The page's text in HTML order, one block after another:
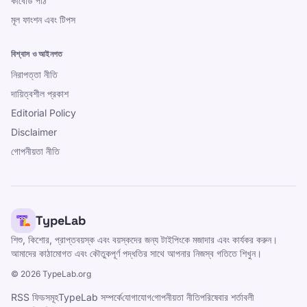
মূল ফাংশন এবং টিপস
বিশ্বাস ও আইনগত
নিরাপত্তা নীতি
দায়িত্বশীল প্রকাশ
Editorial Policy
Disclaimer
গোপনীয়তা নীতি
TypeLab
শিশু, কিশোর, প্রাপ্তবয়স্ক এবং বয়স্কদের জন্য টাইপিংকে মজাদার এবং কার্যকর করুন।
আমাদের কাঠামোগত এবং কৌতুকপূর্ণ পদ্ধতির সাথে আপনার নিজস্ব গতিতে শিখুন।
© 2026 TypeLab.org
RSS ফিডসমূহTypeLab সম্পর্কেযোগাযোগগোপনীয়তা নীতিপরিষেবার শর্তাবলী